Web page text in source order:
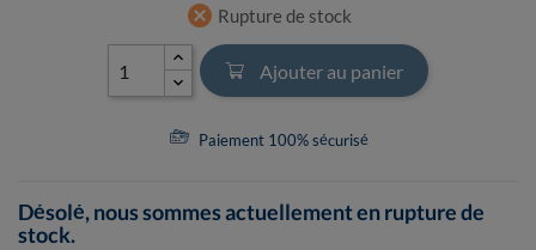
cancel Rupture de stock
Ajouter au panier
Paiement 100% sécurisé
Désolé, nous sommes actuellement en rupture de
stock.